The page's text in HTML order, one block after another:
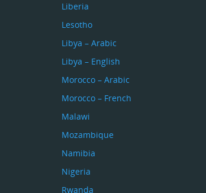
Liberia
Lesotho
Libya – Arabic
Libya – English
Morocco – Arabic
Morocco – French
Malawi
Mozambique
Namibia
Nigeria
Rwanda